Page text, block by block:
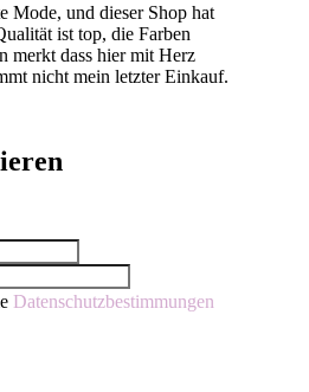
Mode, und dieser Shop hat
ist top, die Farben
merkt dass hier mit Herz
nicht mein letzter Einkauf.
Datenschutzbestimmungen